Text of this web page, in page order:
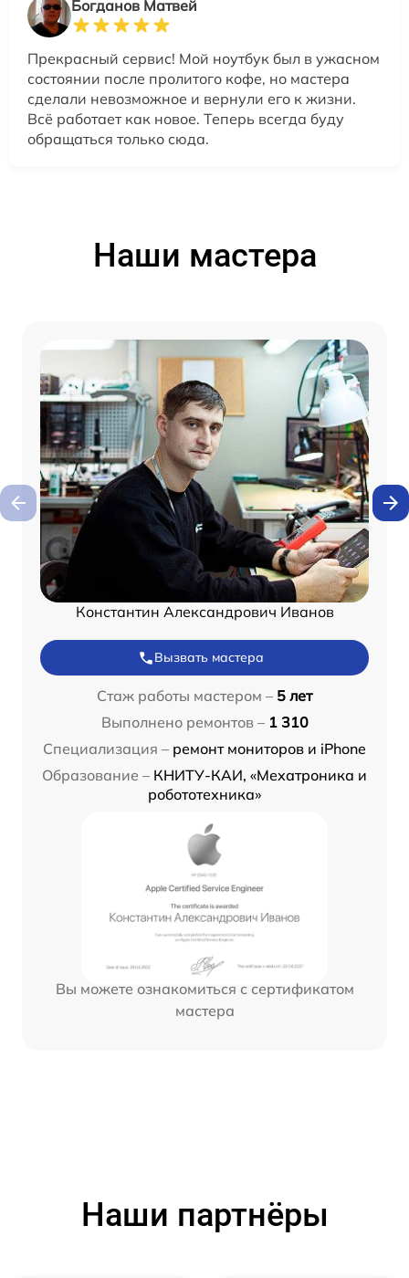
Богданов Матвей
Прекрасный сервис! Мой ноутбук был в ужасном
состоянии после пролитого кофе, но мастера
сделали невозможное и вернули его к жизни.
Всё работает как новое. Теперь всегда буду
обращаться только сюда.
Наши мастера
Константин Александрович Иванов
Вызвать мастера
Стаж работы мастером – 5 лет
Выполнено ремонтов – 1 310
Специализация – ремонт мониторов и iPhone
Образование – КНИТУ-КАИ, «Мехатроника и
робототехника»
Вы можете ознакомиться с сертификатом
мастера
Наши партнёры